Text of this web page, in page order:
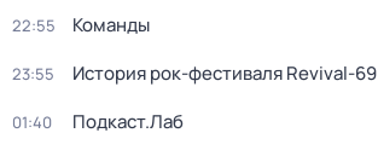
22:55 Команды
23:55 История рок-фестиваля Revival-69
01:40 Подкаст.Лаб